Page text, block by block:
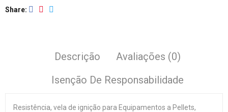
Share
Descrição
Avaliações (0)
Isenção De Responsabilidade
Resistência, vela de ignição para Equipamentos a Pellets,